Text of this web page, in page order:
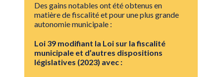
Des gains notables ont été obtenus en
matière de fiscalité et pour une plus grande
autonomie municipale :
Loi 39 modifiant la Loi sur la fiscalité
municipale et d’autres dispositions
législatives (2023) avec :